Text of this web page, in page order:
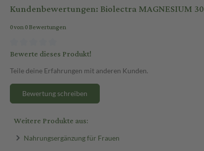
Kundenbewertungen: Biolectra MAGNESIUM
0 von 0 Bewertungen
Bewerte dieses Produkt!
Teile deine Erfahrungen mit anderen Kunden.
Bewertung schreiben
Weitere Produkte aus:
Nahrungsergänzung für Frauen